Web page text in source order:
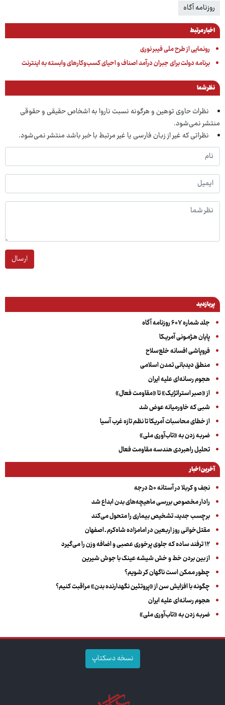
روزنامه آگاه
اخبار مرتبط
رونمایی از طرح ملی فیبر نوری
برنامه دولت برای جبران درآمد اصناف و احیای کسب‌وکارهای وابسته به اینترنت
نظر شما
نظرات حاوی توهین و هرگونه نسبت ناروا به اشخاص حقیقی و حقوقی
منتشر نمی‌شود.
نظراتی که غیر از زبان فارسی یا غیر مرتبط با خبر باشد منتشر نمی‌شود.
ارسال
پربازدید
جلد شماره ۶۰۷ روزنامه آگاه
پایان هـژمـونی آمریـکا
فروپاشی افسانه خلع‌سلاح
منطق دیدبانی تمدن اسلامی
هجوم رسانه‌ای علیه ایران
از «صبر استراتژیک» تا «مقاومت فعال»
شبی که خاورمیانه عوض شد
از خطای محاسبات آمریکا تا نظم تازه غرب آسیا
ضربه زدن به «تاب‌آوری ملی»
تحلیل راهبردی هندسه مقاومت فعال
آخرین اخبار
نجف و کربلا در آستانه ۵۰ درجه
رادار مخصوص بررسی ماهیچه‌های بدن ابداع شد
برچسب جدید، تشخیص بیماری را متحول می‌کند
مقتل‌خوانی روز اربعین در امامزاده شاه‌کرم ـ اصفهان
۱۲ ترفند ساده که جلوی پرخوری عصبی و اضافه ‌وزن را می‌گیرد
از بین بردن خط و خش شیشه عینک با جوش شیرین
چطور ممکن است ناگهان کر شویم؟
چگونه با افزایش سن از «پروتئین نگهدارنده بدن» مراقبت کنیم؟
هجوم رسانه‌ای علیه ایران
ضربه زدن به «تاب‌آوری ملی»
نسخه دسکتاپ